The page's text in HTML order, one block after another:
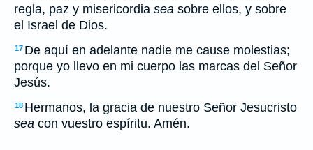
regla, paz y misericordia sea sobre ellos, y sobre
el Israel de Dios.
17 De aquí en adelante nadie me cause molestias;
porque yo llevo en mi cuerpo las marcas del Señor
Jesús.
18 Hermanos, la gracia de nuestro Señor Jesucristo
sea con vuestro espíritu. Amén.